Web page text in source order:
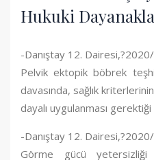
Hukuki
-Danıştay 12.
Pelvik ektopik böbrek
davasında, sağlık
dayalı uygulanması gerektiği
-Danıştay 12.
Görme gücü yetersizliği